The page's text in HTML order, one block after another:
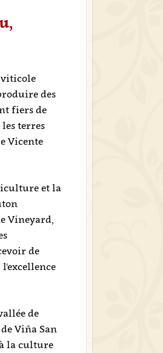
viticole
des
fiers de
terres
Vicente
et la
Vineyard,
de
de
Viña San
la culture